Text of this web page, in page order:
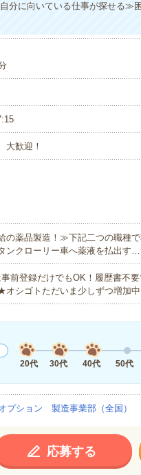
分に向いている仕事が探せる≫
大歓迎！
の薬品製造！≫下記二つの職種
ンクローリー車へ薬液を払出す…
前登録だけでもOK！履歴書不
オシゴトただいま少しずつ増加
20代
30代 40代 50代
プション 製造事業部（全国）
応募する